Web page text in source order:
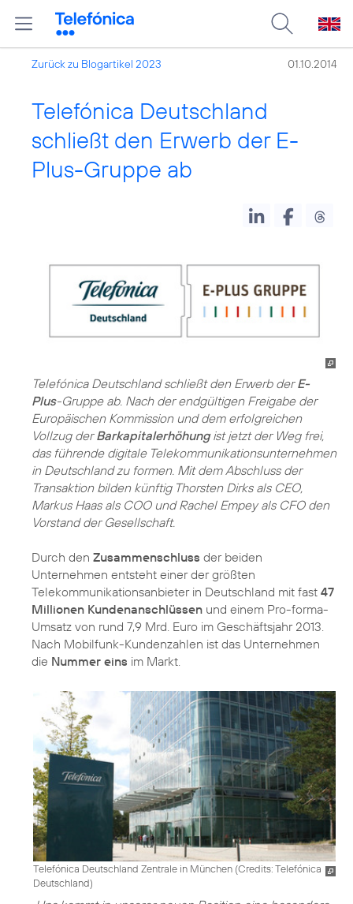
Zurück zu Blogartikel 2023 01.10.2014
Telefónica Deutschland
schließt den Erwerb der E-
Plus-Gruppe ab
Telefónica Deutschland schließt den Erwerb derE-
Plus-Gruppe ab. Nach der endgültigen Freigabe der
Europäischen Kommission und dem erfolgreichen
Vollzug derBarkapitalerhöhungist jetzt der Weg frei,
das führende digitale Telekommunikationsunternehmen
in Deutschland zu formen. Mit dem Abschluss der
Transaktion bilden künftig Thorsten Dirks als CEO,
Markus Haas als COO und Rachel Empey als CFO den
Vorstand der Gesellschaft.
Durch den Zusammenschluss der beiden
Unternehmen entsteht einer der größten
Telekommunikationsanbieter in Deutschland mit fast 47
Millionen Kundenanschlüssen und einem Pro-forma-
Umsatz von rund 7,9 Mrd. Euro im Geschäftsjahr 2013.
Nach Mobilfunk-Kundenzahlen ist das Unternehmen
die Nummer eins im Markt.
Telefónica Deutschland Zentrale in München (Credits: Telefónica
Deutschland)